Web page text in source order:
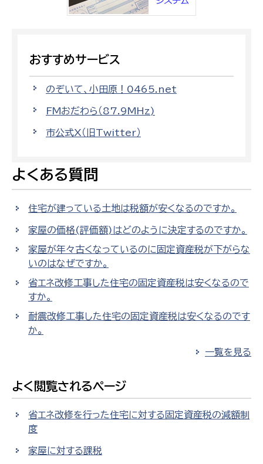
おすすめサービス
のぞいて、小田原！0465.net
FMおだわら（87.9MHz)
市公式X（旧Twitter）
よくある質問
住宅が建っている土地は税額が安くなるのですか。
家屋の価格(評価額)はどのように決定するのですか。
家屋が年々古くなっているのに固定資産税が下がらな
いのはなぜですか。
省エネ改修工事した住宅の固定資産税は安くなるので
すか。
耐震改修工事した住宅の固定資産税は安くなるのです
か。
一覧を見る
よく閲覧されるページ
省エネ改修を行った住宅に対する固定資産税の減額制
度
家屋に対する課税